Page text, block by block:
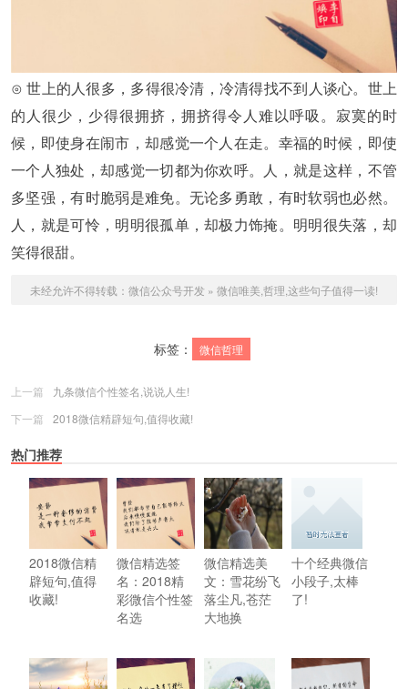
⊙ 世上的人很多，多得很冷清，冷清得找不到人谈心。世上
的人很少，少得很拥挤，拥挤得令人难以呼吸。寂寞的时
候，即使身在闹市，却感觉一个人在走。幸福的时候，即使
一个人独处，却感觉一切都为你欢呼。人，就是这样，不管
多坚强，有时脆弱是难免。无论多勇敢，有时软弱也必然。
人，就是可怜，明明很孤单，却极力饰掩。明明很失落，却
笑得很甜。
未经允许不得转载： 微信公众号开发 » 微信唯美,哲理,这些句子值得一读!
标签： 微信哲理
上一篇
九条微信个性签名,说说人生!
下一篇
2018微信精辟短句,值得收藏!
热门推荐
2018微信精
辟短句,值得
收藏!
微信精选签
名：2018精
彩微信个性签
名选
微信精选美
文：雪花纷飞
落尘凡,苍茫
大地换
十个经典微信
小段子,太棒
了!